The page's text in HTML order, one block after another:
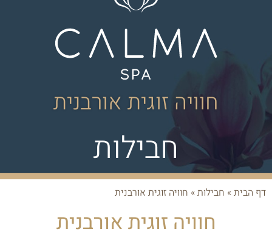
חוויה זוגית אורבנית
חבילות
דף הבית» חבילות» חוויה זוגית אורבנית
חוויה זוגית אורבנית